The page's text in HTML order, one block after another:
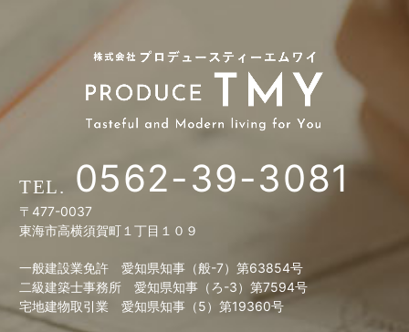
0562-39-3081
〒477-0037
東海市高横須賀町１丁目１０９
一般建設業免許 愛知県知事（般-7）第63854号
二級建築士事務所 愛知県知事（ろ-3）第7594号
宅地建物取引業 愛知県知事（5）第19360号